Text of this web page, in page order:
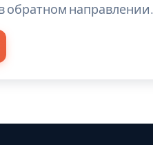
обратном направлении.